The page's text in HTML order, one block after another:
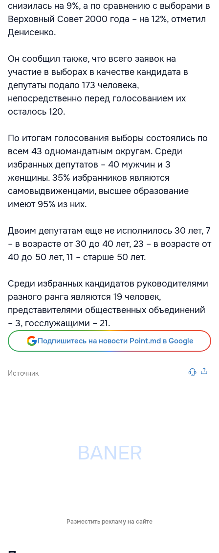
снизилась на 9%, а по сравнению с выборами в
Верховный Совет 2000 года – на 12%, отметил
Денисенко.
Он сообщил также, что всего заявок на
участие в выборах в качестве кандидата в
депутаты подало 173 человека,
непосредственно перед голосованием их
осталось 120.
По итогам голосования выборы состоялись по
всем 43 одномандатным округам. Среди
избранных депутатов – 40 мужчин и 3
женщины. 35% избранников являются
самовыдвиженцами, высшее образование
имеют 95% из них.
Двоим депутатам еще не исполнилось 30 лет, 7
– в возрасте от 30 до 40 лет, 23 – в возрасте от
40 до 50 лет, 11 – старше 50 лет.
Среди избранных кандидатов руководителями
разного ранга являются 19 человек,
представителями общественных объединений
– 3, госслужащими – 21.
Подпишитесь на новости Point.md в Google
Источник
Разместить рекламу на сайте